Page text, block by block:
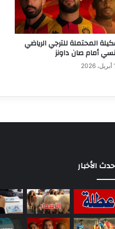
المحتملة للترجي الرياضي
أمام صان داونز
الأخبار